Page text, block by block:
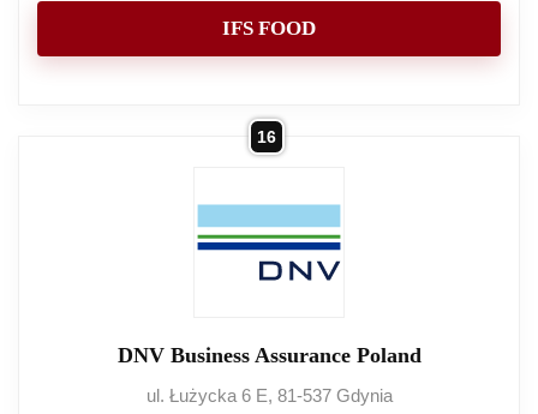
IFS FOOD
16
DNV Business Assurance Poland
ul. Łużycka 6 E, 81-537 Gdynia